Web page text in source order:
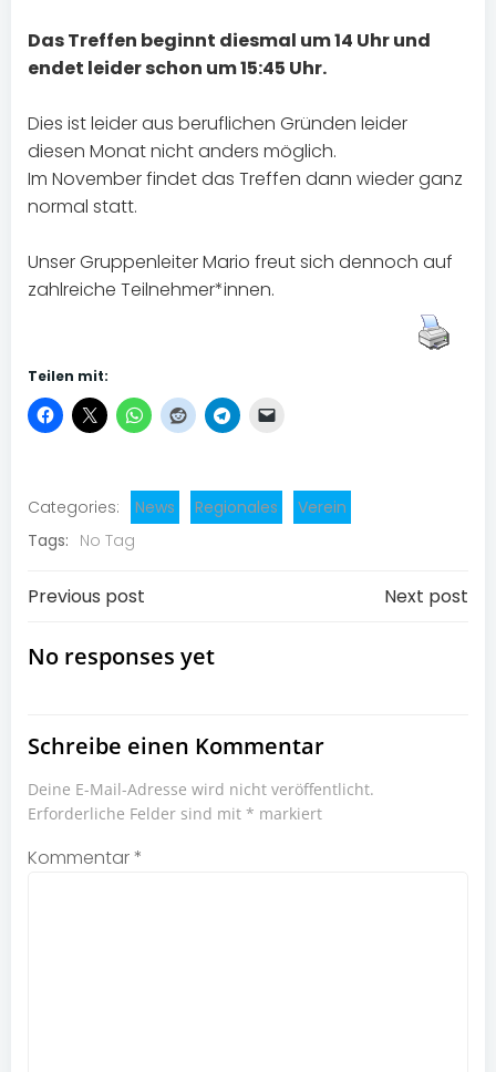
Das Treffen beginnt diesmal um 14 Uhr und
endet leider schon um 15:45 Uhr.
Dies ist leider aus beruflichen Gründen leider
diesen Monat nicht anders möglich.
Im November findet das Treffen dann wieder ganz
normal statt.
Unser Gruppenleiter Mario freut sich dennoch auf
zahlreiche Teilnehmer*innen.
Teilen mit:
Categories: News Regionales
Verein
Tags: No Tag
Post
navigation
Previous post Next post
No responses yet
Schreibe einen Kommentar
Deine E-Mail-Adresse wird nicht veröffentlicht.
Erforderliche Felder sind mit * markiert
Kommentar*